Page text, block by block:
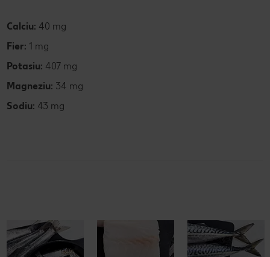
Calciu: 40 mg
Fier: 1 mg
Potasiu: 407 mg
Magneziu: 34 mg
Sodiu: 43 mg